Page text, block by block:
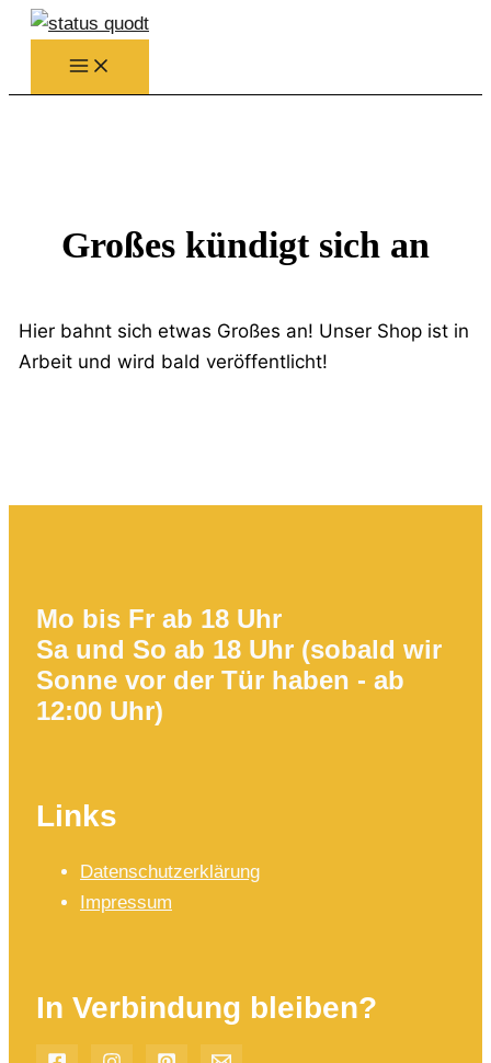
Zum
Inhalt
springen
Großes kündigt sich an
Hier bahnt sich etwas Großes an! Unser Shop ist in
Arbeit und wird bald veröffentlicht!
Mo bis Fr ab 18 Uhr
Sa und So ab 18 Uhr (sobald wir
Sonne vor der Tür haben - ab
12:00 Uhr)
Links
Datenschutzerklärung
Impressum
In Verbindung bleiben?